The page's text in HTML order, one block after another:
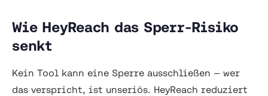
Wie HeyReach das Sperr-Risiko
senkt
Kein Tool kann eine Sperre ausschließen — wer
das verspricht, ist unseriös. HeyReach reduziert